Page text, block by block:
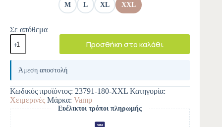
M L XL XXL
Σε απόθεμα
Προσθήκη στο καλάθι
A
e
r
n
a
t
Άμεση αποστολή
Κωδικός προϊόντος: 23791-180-XXL Κατηγορία:
Χειμερινές Μάρκα: Vamp
Ευέλικτοι τρόποι πληρωμής